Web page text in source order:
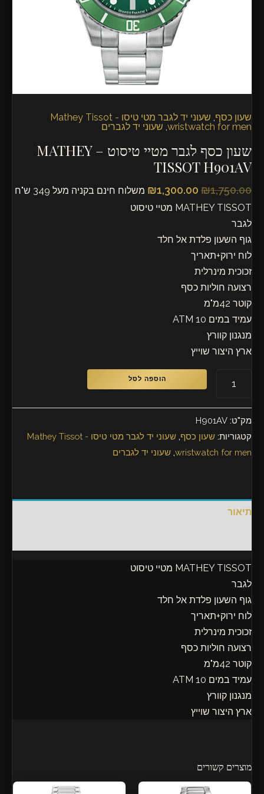
שעון כסף,
שעוני יד לגבר מטי טיסו - Mathey Tissot
wristwatch for men
,שעוני יד לגברים
שעון כסף לגבר מטיי טיסוט – MATHEY
TISSOT H901AV
₪1,750.00
₪1,300.00
משלוח חינם בקניה מעל 349 ש"ח
MATHEY TISSOT מטיי טיסוט
לגבר
גוף השעון פלדת אל חלד
לוח ירוק+תאריך
זכוכית מינרלית
רצועה חוליות כסף
קוטר 42מ"מ
עמיד במים 10 ATM
מנגנון קוורץ
ארץ היצור שוייץ
הוספה לסל
מק"ט:H901AV
קטגוריות:שעון כסף,
שעוני יד לגבר מטי טיסו - Mathey Tissot
wristwatch for men
,שעוני יד לגברים
תיאור
MATHEY TISSOT מטיי טיסוט
לגבר
גוף השעון פלדת אל חלד
לוח ירוק+תאריך
זכוכית מינרלית
רצועה חוליות כסף
קוטר 42מ"מ
עמיד במים 10 ATM
מנגנון קוורץ
ארץ היצור שוייץ
מוצרים קשורים
המחיר המחיר המחיר